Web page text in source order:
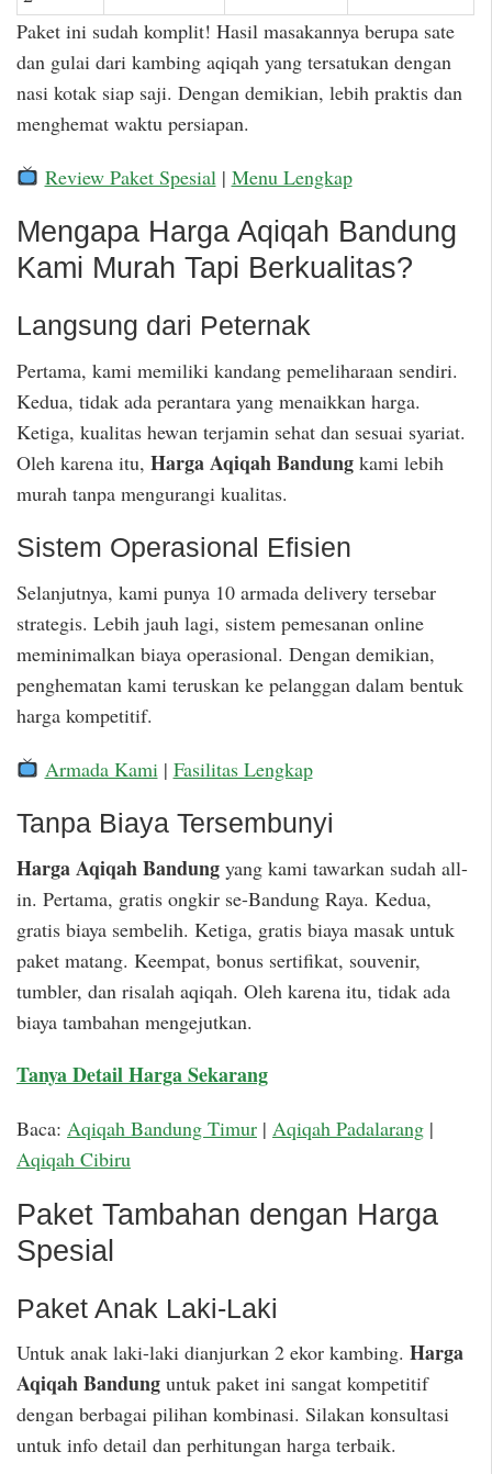
Paket ini sudah komplit! Hasil masakannya berupa sate
dan gulai dari kambing aqiqah yang tersatukan dengan
nasi kotak siap saji. Dengan demikian, lebih praktis dan
menghemat waktu persiapan.
Review Paket Spesial | Menu Lengkap
Mengapa Harga Aqiqah Bandung
Kami Murah Tapi Berkualitas?
Langsung dari Peternak
Pertama, kami memiliki kandang pemeliharaan sendiri.
Kedua, tidak ada perantara yang menaikkan harga.
Ketiga, kualitas hewan terjamin sehat dan sesuai syariat.
Oleh karena itu, Harga Aqiqah Bandung kami lebih
murah tanpa mengurangi kualitas.
Sistem Operasional Efisien
Selanjutnya, kami punya 10 armada delivery tersebar
strategis. Lebih jauh lagi, sistem pemesanan online
meminimalkan biaya operasional. Dengan demikian,
penghematan kami teruskan ke pelanggan dalam bentuk
harga kompetitif.
Armada Kami | Fasilitas Lengkap
Tanpa Biaya Tersembunyi
Harga Aqiqah Bandung yang kami tawarkan sudah all-
in. Pertama, gratis ongkir se-Bandung Raya. Kedua,
gratis biaya sembelih. Ketiga, gratis biaya masak untuk
paket matang. Keempat, bonus sertifikat, souvenir,
tumbler, dan risalah aqiqah. Oleh karena itu, tidak ada
biaya tambahan mengejutkan.
Tanya Detail Harga Sekarang
Baca: Aqiqah Bandung Timur | Aqiqah Padalarang |
Aqiqah Cibiru
Paket Tambahan dengan Harga
Spesial
Paket Anak Laki-Laki
Untuk anak laki-laki dianjurkan 2 ekor kambing. Harga
Aqiqah Bandung untuk paket ini sangat kompetitif
dengan berbagai pilihan kombinasi. Silakan konsultasi
untuk info detail dan perhitungan harga terbaik.